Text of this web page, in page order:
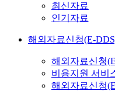
최신자료
인기자료
해외자료신청(E-
해외자료신청
비용지원 서비
해외자료신청